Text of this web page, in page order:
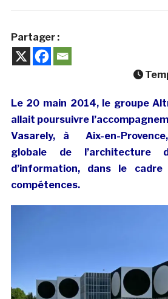
Partager :
Le 20 main 2014, le groupe
allait poursuivre
Vasarely, à Aix-en-
globale de l’architecture
d’information, dans le
compétences.